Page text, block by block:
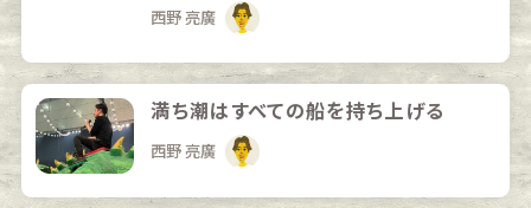
西野 亮廣
満ち潮はすべての船を持ち上げる
西野 亮廣